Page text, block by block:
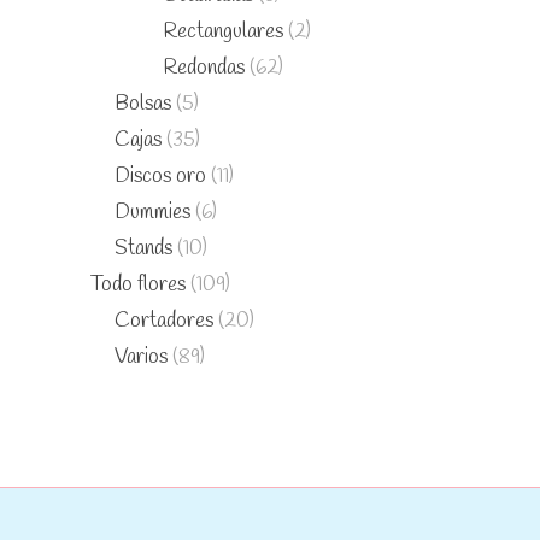
Rectangulares (2)
Redondas (62)
Bolsas (5)
Cajas (35)
Discos oro (11)
Dummies (6)
Stands (10)
Todo flores (109)
Cortadores (20)
Varios (89)